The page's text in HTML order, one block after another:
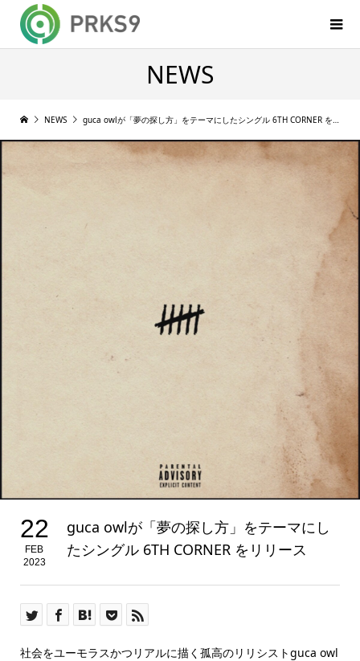
NEWS
NEWS guca owlが「夢の探し方」をテーマにしたシングル 6TH CORNER をリリース
22
FEB
2023
guca owlが「夢の探し方」をテーマにし
たシングル 6TH CORNER をリリース
社会をユーモラスかつリアルに描く孤高のリリシストguca owl